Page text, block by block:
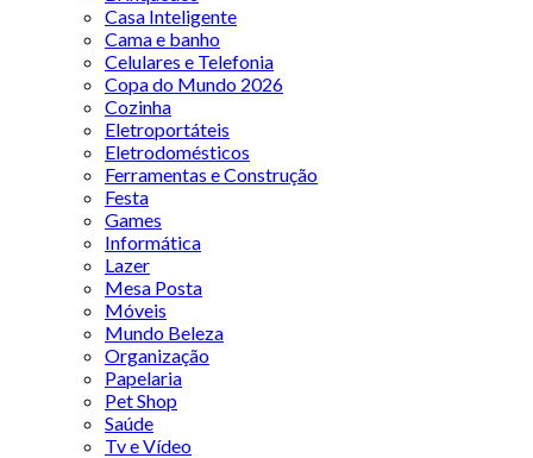
Casa Inteligente
Cama e banho
Celulares e Telefonia
Copa do Mundo 2026
Cozinha
Eletroportáteis
Eletrodomésticos
Ferramentas e Construção
Festa
Games
Informática
Lazer
Mesa Posta
Móveis
Mundo Beleza
Organização
Papelaria
Pet Shop
Saúde
Tv e Vídeo